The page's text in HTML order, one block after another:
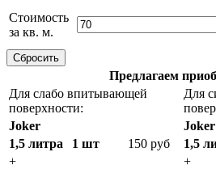
Стоимость
за кв. м.
Предлагаем
Для слабо впитывающей
поверхности:
Для
Joker
Joker
1,5 литра
1 шт 150 руб 1,5
+
+